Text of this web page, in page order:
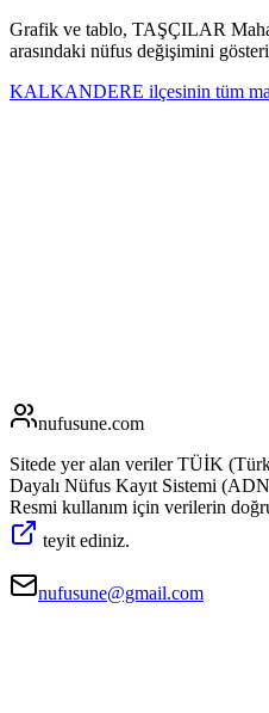
Grafik ve tablo, TAŞÇILAR
arasındaki nüfus değişimini
KALKANDERE ilçesinin tüm
nufusune.com
Sitede yer alan veriler TÜİK
Dayalı Nüfus Kayıt Sistemi
Resmi kullanım için verilerin
teyit ediniz.
nufusune@gmail.com